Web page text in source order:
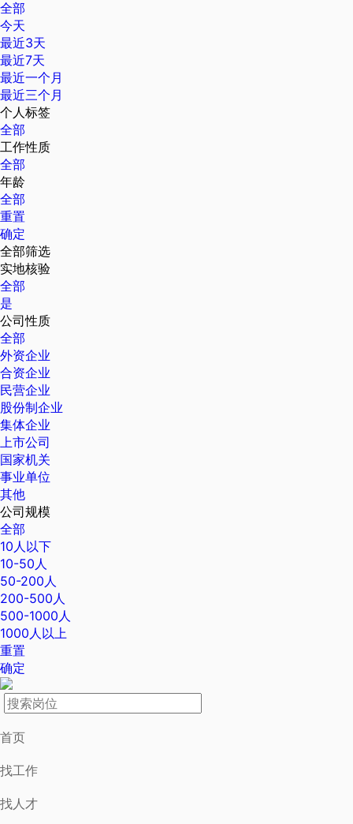
全部
今天
最近3天
最近7天
最近一个月
最近三个月
个人标签
全部
工作性质
全部
年龄
全部
重置
确定
全部筛选
实地核验
全部
是
公司性质
全部
外资企业
合资企业
民营企业
股份制企业
集体企业
上市公司
国家机关
事业单位
其他
公司规模
全部
10人以下
10-50人
50-200人
200-500人
500-1000人
1000人以上
重置
确定
首页
找工作
找人才